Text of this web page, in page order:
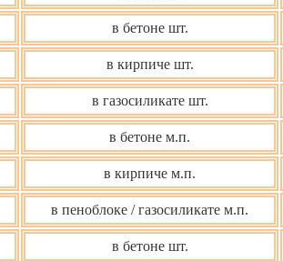
в бетоне шт.
в кирпиче шт.
в газосиликате шт.
в бетоне м.п.
в кирпиче м.п.
в пеноблоке / газосиликате м.п.
в бетоне шт.